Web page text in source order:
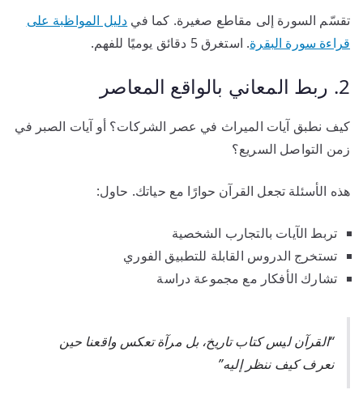
تقسّم السورة إلى مقاطع صغيرة. كما في دليل المواظبة على
قراءة سورة البقرة. استغرق 5 دقائق يوميًا للفهم.
2. ربط المعاني بالواقع المعاصر
كيف نطبق آيات الميراث في عصر الشركات؟ أو آيات الصبر في
زمن التواصل السريع؟
هذه الأسئلة تجعل القرآن حوارًا مع حياتك. حاول:
تربط الآيات بالتجارب الشخصية
تستخرج الدروس القابلة للتطبيق الفوري
تشارك الأفكار مع مجموعة دراسة
“القرآن ليس كتاب تاريخ، بل مرآة تعكس واقعنا حين
نعرف كيف ننظر إليه”